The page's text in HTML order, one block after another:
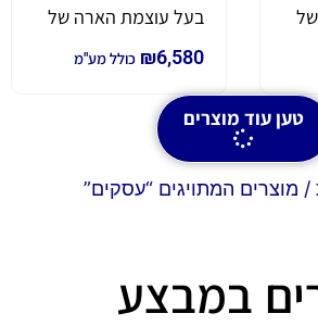
בעל עוצמת הארה של
3,600 לומן *4K*₪6,580 כולל מע"מ
טען עוד מוצרים
/ מוצרים המתויגים “עסקים”
במבצע